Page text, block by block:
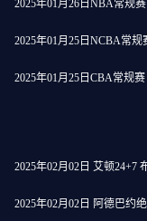
2025年01月26日NBA常规
2025年01月25日NCBA常
2025年01月25日CBA常规
2025年02月02日 艾顿24+7
2025年02月02日 阿德巴约